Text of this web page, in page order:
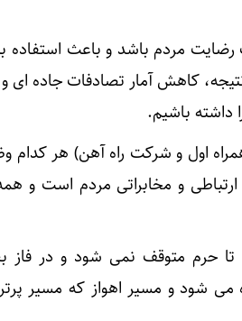
رضایت مردم باشد و باعث
کاهش آمار تصادفات جاده ای
باشیم.
اول و شرکت راه آهن) هر کدام
و مخابراتی مردم است و همه
حرم متوقف نمی شود و در فاز
شود و مسیر اهواز که مسیر